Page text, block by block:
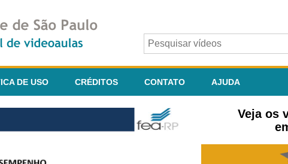
DE USO CRÉDITOS CONTATO AJUDA
Veja os